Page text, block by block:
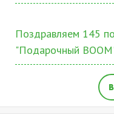
Поздравляем 145
"Подарочный